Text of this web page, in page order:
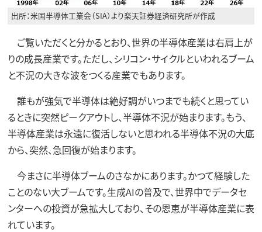
出所：米国半導体工業会（SIA）より楽天証券経済研究所が作成
ご覧いただくと分かるとおり、世界の半導体産業は右肩上が
りの成長産業です。ただし、シリコン・サイクルといわれるブーム
と不況の大きな波をつくる産業でもあります。
誰もが強気で半導体は絶好調がいつまでも続くと思ってい
るときに突然ピークアウトし、半導体不況が始まります。もう、
半導体産業は永遠に復活しないと思われる半導体不況の大底
から、突然、急回復が始まります。
今まさに半導体ブームのさなかにあります。かつて経験した
ことのない大ブームです。生成AIの普及で、世界中でデータセ
ンターへの投資が急拡大しており、その恩恵が半導体産業に表
れています。